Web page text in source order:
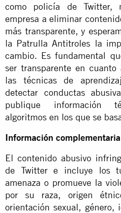
como policía de
empresa a eliminar
más transparente, y
la Patrulla Antitroles la
cambio. Es fundamental
ser transparente en
las técnicas de
detectar conductas
publique información
algoritmos en los que se
Información complementaria
El contenido abusivo
de Twitter e incluye los
amenaza o promueve la
por su raza, origen
orientación sexual, género,